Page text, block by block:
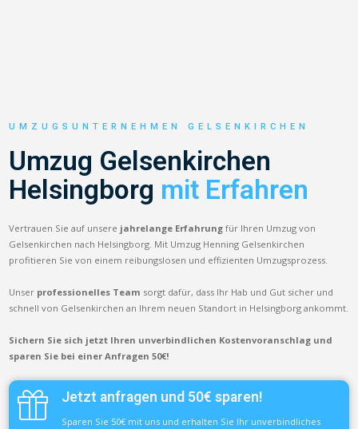
UMZUGSUNTERNEHMEN GELSENKIRCHEN
Umzug Gelsenkirchen
Helsingborg mit Erfahren
Vertrauen Sie auf unsere jahrelange Erfahrung für Ihren Umzug von
Gelsenkirchen nach Helsingborg. Mit Umzug Henning Gelsenkirchen
profitieren Sie von einem reibungslosen und effizienten Umzugsprozess.
Unser professionelles Team sorgt dafür, dass Ihr Hab und Gut sicher und
schnell von Gelsenkirchen an Ihrem neuen Standort in Helsingborg ankommt.
Sichern Sie sich jetzt Ihren unverbindlichen Kostenvoranschlag und
sparen Sie bei einer Anfragen 50€!
Jetzt anfragen und 50€ sparen!
Sparen Sie 50€ mit uns und erhalten Sie Ihr unverbindliches